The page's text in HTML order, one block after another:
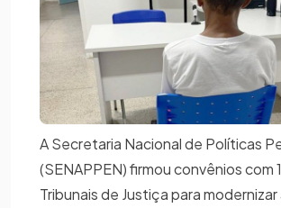
A Secretaria Nacional de Políticas
(SENAPPEN) firmou convênios com
Tribunais de Justiça para modernizar